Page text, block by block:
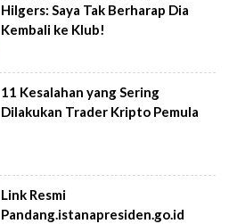
Hilgers: Saya Tak Berharap Dia
Kembali ke Klub!
11 Kesalahan yang Sering
Dilakukan Trader Kripto Pemula
Link Resmi
Pandang.istanapresiden.go.id